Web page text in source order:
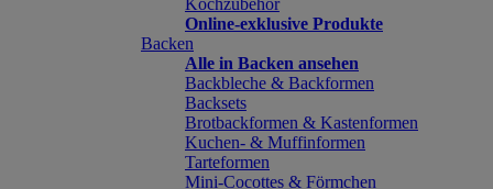
Kochzubehör
Online-exklusive Produkte
Backen
Alle in Backen ansehen
Backbleche & Backformen
Backsets
Brotbackformen & Kastenformen
Kuchen- & Muffinformen
Tarteformen
Mini-Cocottes & Förmchen